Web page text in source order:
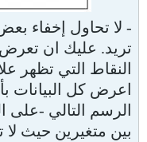
- لا تحاول إخفاء
تريد. عليك ان تعرض
النقاط التي تظهر
اعرض كل البيانات
الرسم التالي -على
بين متغيرين حيث لا